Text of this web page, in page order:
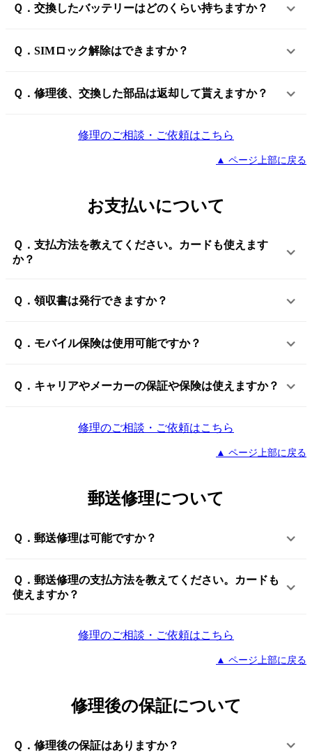
Ｑ．交換したバッテリーはどのくらい持ちますか？
Ｑ．SIMロック解除はできますか？
Ｑ．修理後、交換した部品は返却して貰えますか？
修理のご相談・ご依頼はこちら
▲ ページ上部に戻る
お支払いについて
Ｑ．支払方法を教えてください。カードも使えます
か？
Ｑ．領収書は発行できますか？
Ｑ．モバイル保険は使用可能ですか？
Ｑ．キャリアやメーカーの保証や保険は使えますか？
修理のご相談・ご依頼はこちら
▲ ページ上部に戻る
郵送修理について
Ｑ．郵送修理は可能ですか？
Ｑ．郵送修理の支払方法を教えてください。カードも
使えますか？
修理のご相談・ご依頼はこちら
▲ ページ上部に戻る
修理後の保証について
Ｑ．修理後の保証はありますか？